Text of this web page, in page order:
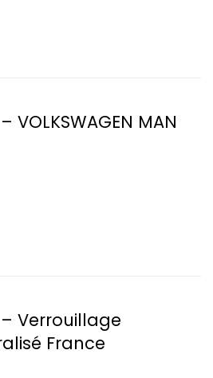
MAN
Verrouillage
France